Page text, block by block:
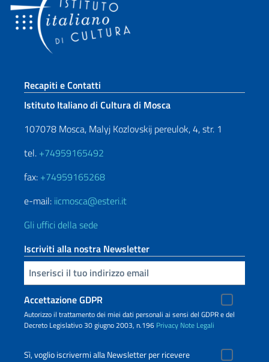
Sezione footer
Recapiti e Contatti
Istituto Italiano di Cultura di Mosca
107078 Mosca, Malyj Kozlovskij pereulok, 4, str. 1
tel. +74959165492
fax: +74959165268
e-mail: iicmosca@esteri.it
Gli uffici della sede
Iscriviti alla nostra Newsletter
Inserisci la tua email
Accettazione GDPR
Autorizzo il trattamento dei miei dati personali ai sensi del GDPR e del
Decreto Legislativo 30 giugno 2003, n.196 Privacy Note Legali
Sì, voglio iscrivermi alla Newsletter per ricevere